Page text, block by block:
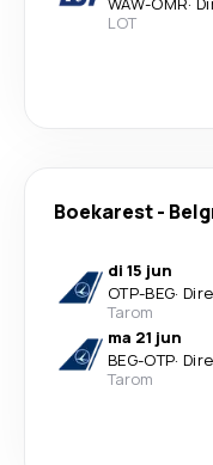
LOT
Boekarest-
di 15 jun
OTP-BEG·
Tarom
ma 21 jun
BEG-OTP·
Tarom